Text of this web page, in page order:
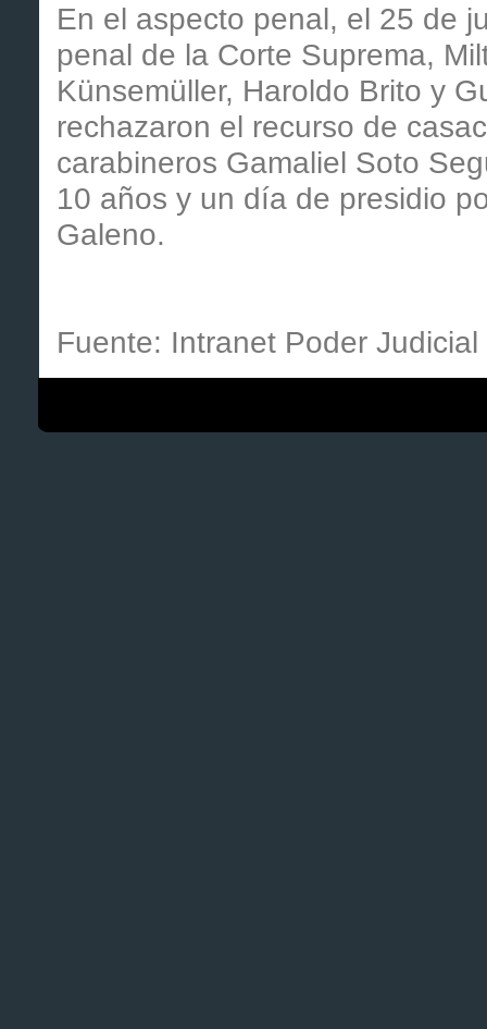
En el aspecto penal, el 25 de
penal de la Corte Suprema,
Künsemüller, Haroldo Brito y
rechazaron el recurso de
carabineros Gamaliel Soto
10 años y un día de presidio
Galeno.
Fuente: Intranet Poder Judicial